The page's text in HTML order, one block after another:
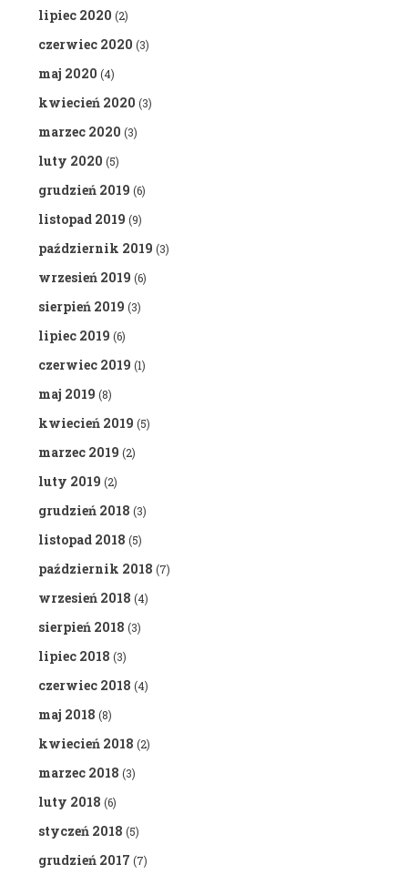
lipiec 2020 (2)
czerwiec 2020 (3)
maj 2020 (4)
kwiecień 2020 (3)
marzec 2020 (3)
luty 2020 (5)
grudzień 2019 (6)
listopad 2019 (9)
październik 2019 (3)
wrzesień 2019 (6)
sierpień 2019 (3)
lipiec 2019 (6)
czerwiec 2019 (1)
maj 2019 (8)
kwiecień 2019 (5)
marzec 2019 (2)
luty 2019 (2)
grudzień 2018 (3)
listopad 2018 (5)
październik 2018 (7)
wrzesień 2018 (4)
sierpień 2018 (3)
lipiec 2018 (3)
czerwiec 2018 (4)
maj 2018 (8)
kwiecień 2018 (2)
marzec 2018 (3)
luty 2018 (6)
styczeń 2018 (5)
grudzień 2017 (7)